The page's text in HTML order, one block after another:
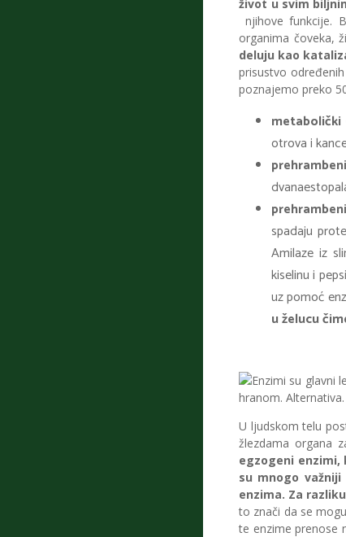
život u svim
njihove funkcije.
organima čoveka,
deluju kao
prisustvo
poznajemo preko
metabolički
otrova i
spadaju
Amilaze iz
kiselinu i
uz pomoć
u želucu
U ljudskom telu
žlezdama organa
egzogeni enzimi,
su mnogo
enzima. Za
to znači da se
te enzime prenose